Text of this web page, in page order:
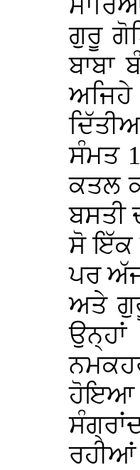
ਗੁਰੂ
ਬਾਬਾ
ਸੰਮਤ
ਕਤਲ
ਬਸਤੀ
ਸੋ ਇੱਕ
ਪਰ
ਅਤੇ
ਹੋਇਆ